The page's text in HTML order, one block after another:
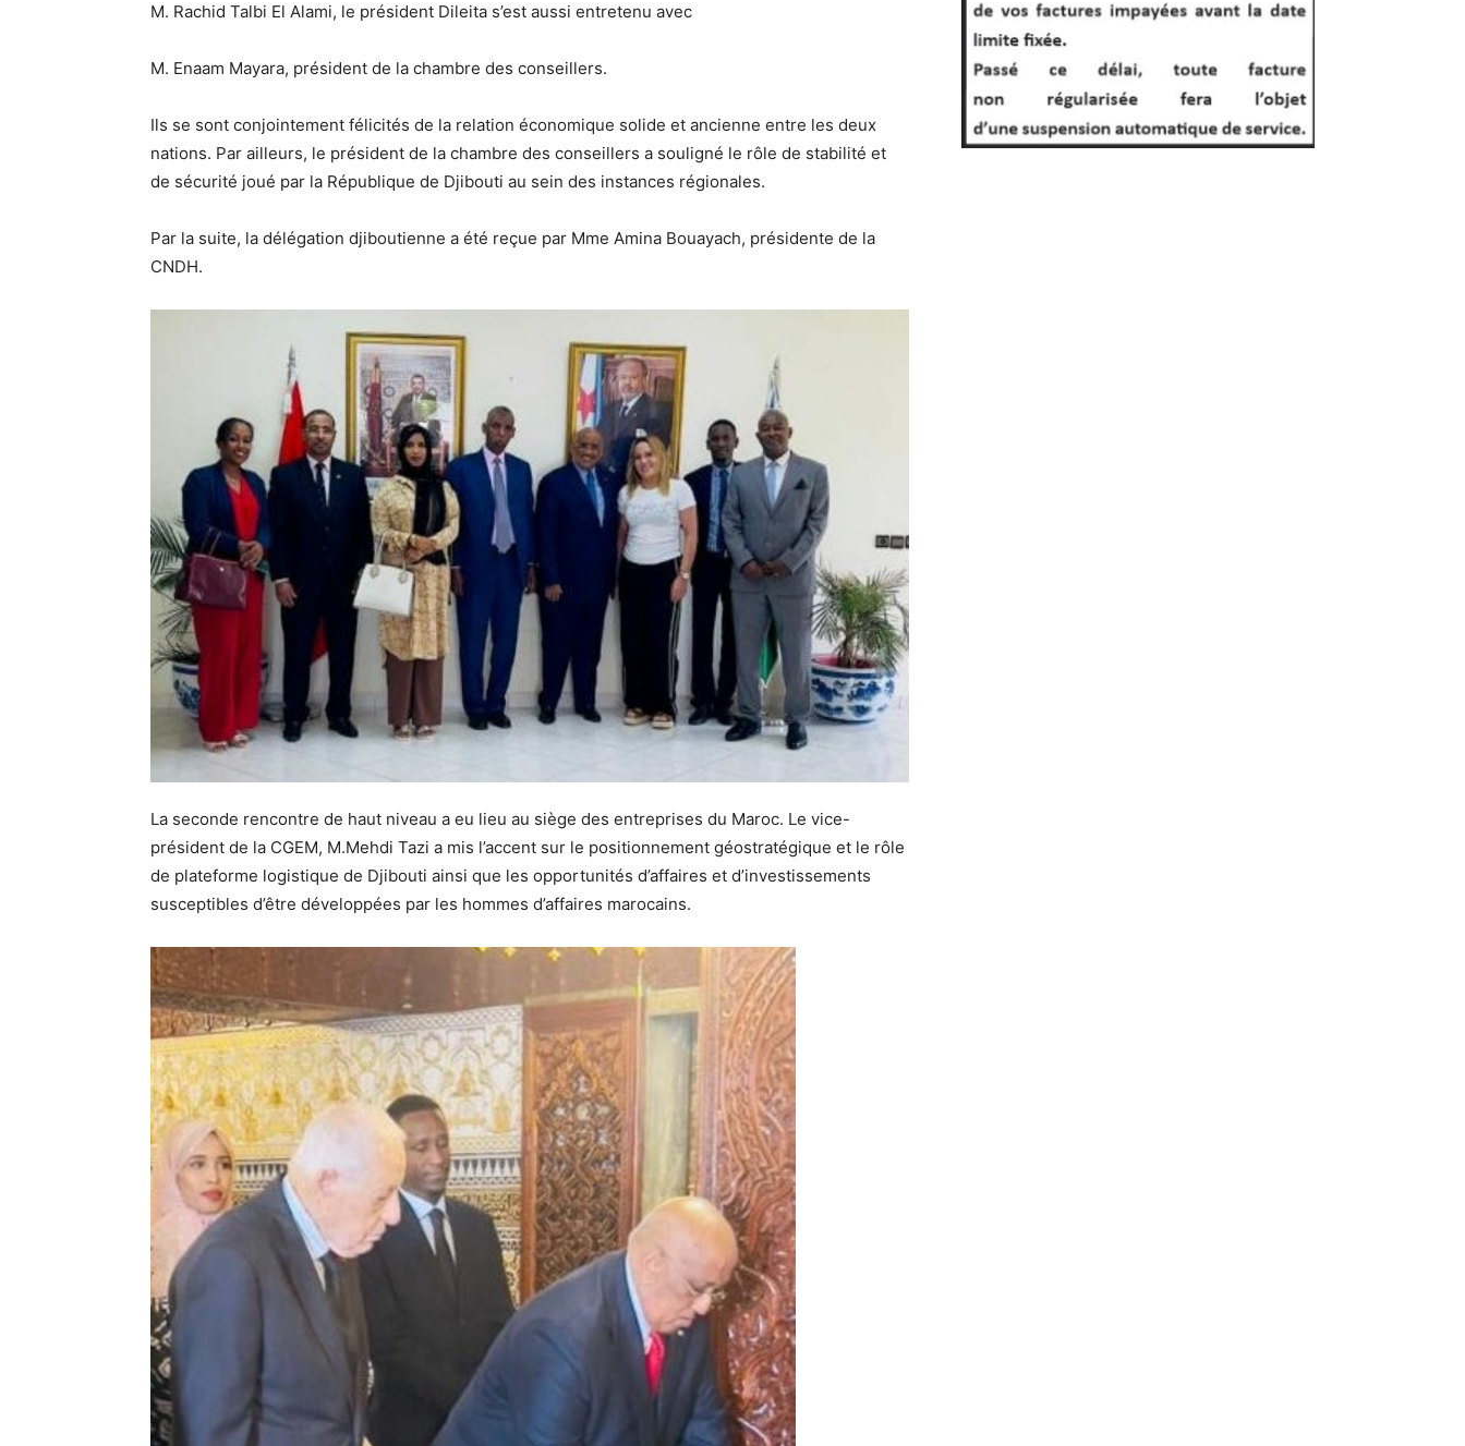
M. Rachid Talbi El Alami, le président Dileita s’est aussi entretenu avec
M. Enaam Mayara, président de la chambre des conseillers.
Ils se sont conjointement félicités de la relation économique solide et ancienne entre les deux
nations. Par ailleurs, le président de la chambre des conseillers a souligné le rôle de stabilité et
de sécurité joué par la République de Djibouti au sein des instances régionales.
Par la suite, la délégation djiboutienne a été reçue par Mme Amina Bouayach, présidente de la
CNDH.
La seconde rencontre de haut niveau a eu lieu au siège des entreprises du Maroc. Le vice-
président de la CGEM, M.Mehdi Tazi a mis l’accent sur le positionnement géostratégique et le rôle
de plateforme logistique de Djibouti ainsi que les opportunités d’affaires et d’investissements
susceptibles d’être développées par les hommes d’affaires marocains.